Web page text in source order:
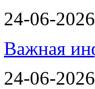
24-06-2026
Важная
24-06-2026